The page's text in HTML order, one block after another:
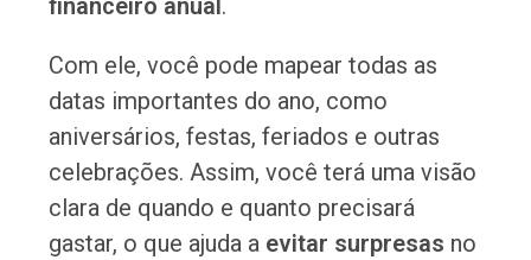
financeiro anual.
Com ele, você pode mapear todas as
datas importantes do ano, como
aniversários, festas, feriados e outras
celebrações. Assim, você terá uma visão
clara de quando e quanto precisará
gastar, o que ajuda a evitar surpresas no